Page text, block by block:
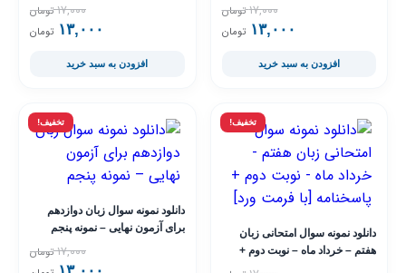
۱۷,۰۰۰ تومان
۱۳,۰۰۰ تومان
افزودن به سبد خرید
۱۷,۰۰۰ تومان
۱۳,۰۰۰ تومان
افزودن به سبد خرید
تخفیف!
دانلود نمونه سوال امتحانی زبان
هفتم – خرداد ماه – نوبت دوم +
تخفیف!
دانلود نمونه سوال زبان دوازدهم
برای آزمون نهایی – نمونه پنجم
۱۷,۰۰۰ تومان